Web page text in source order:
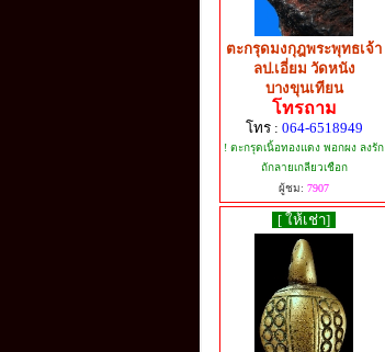
ตะกรุดมงกุฎพระพุทธเจ้า
ลป.เอี่ยม วัดหนัง
บางขุนเทียน
โทรถาม
โทร : 064-6518949
! ตะกรุดเนิ้อทองแดง พอกผง ลงรัก
ถักลายเกลียวเชือก
ผู้ชม: 7907
[ ให้เช่า]